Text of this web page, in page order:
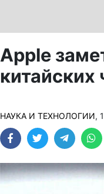
Apple
китайских
НАУКА И ТЕХНОЛОГИИ,